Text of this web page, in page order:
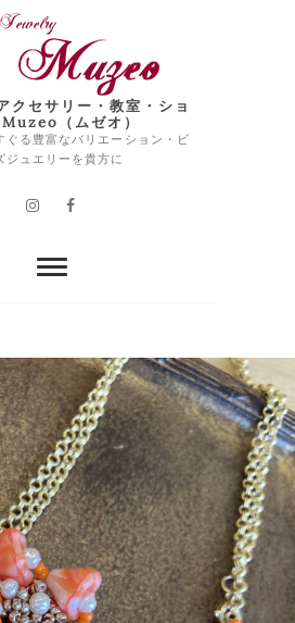
クセサリー・教室・ショ
（ムゼオ）
ぐる豊富なバリエーション・ビ
ジュエリーを貴方に
InstagramFacebook